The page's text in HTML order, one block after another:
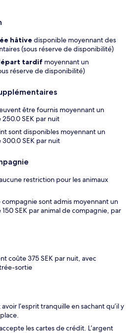
hâtive disponible moyennant des
(sous réserve de disponibilité)
tardif moyennant un
réserve de disponibilité)
être fournis moyennant un
SEK par nuit
sont disponibles moyennant un
SEK par nuit
restriction pour les animaux
compagnie sont admis moyennant un
SEK par animal de compagnie, par
coûte 375 SEK par nuit, avec
sortie
l’esprit tranquille en sachant qu’il y
les cartes de crédit. L’argent